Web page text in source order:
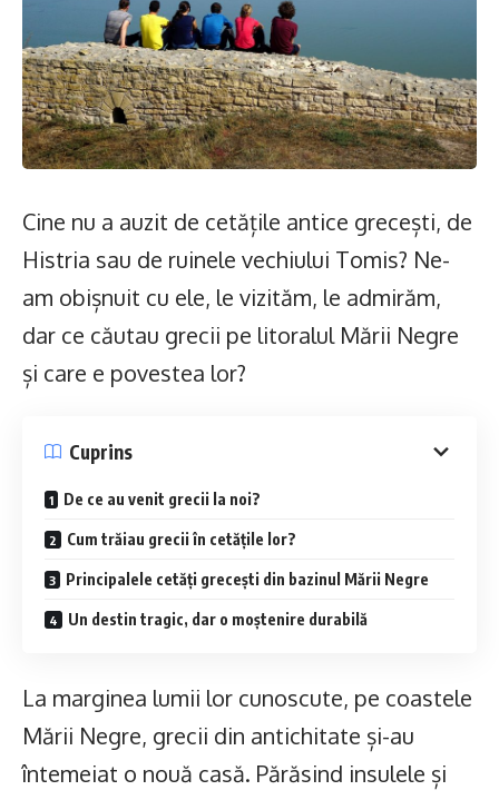
Cine nu a auzit de cetățile antice grecești, de
Histria sau de ruinele vechiului Tomis? Ne-
am obișnuit cu ele, le vizităm, le admirăm,
dar ce căutau grecii pe litoralul Mării Negre
și care e povestea lor?
Cuprins
De ce au venit grecii la noi?
Cum trăiau grecii în cetățile lor?
Principalele cetăți grecești din bazinul Mării Negre
Un destin tragic, dar o moștenire durabilă
La marginea lumii lor cunoscute, pe coastele
Mării Negre, grecii din antichitate și-au
întemeiat o nouă casă. Părăsind insulele și